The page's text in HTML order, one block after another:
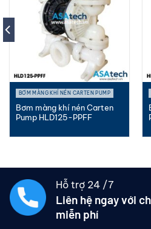
BƠM MÀNG KHÍ NÉN CARTEN PUMP
Bơm màng khí nén Carten
Pump HLD125-PPFF
Hỗ trợ 24 /7
Liên hệ ngay với
miễn phí